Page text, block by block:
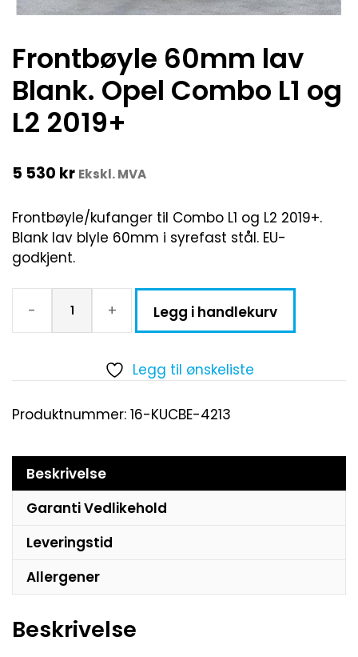
Frontbøyle 60mm lav
Blank. Opel Combo L1 og
L2 2019+
5 530 kr Ekskl. MVA
Frontbøyle/kufanger til Combo L1 og L2 2019+.
Blank lav blyle 60mm i syrefast stål. EU-
godkjent.
- + Legg i handlekurv
Legg til ønskeliste
Produktnummer: 16-KUCBE-4213
Beskrivelse
Garanti Vedlikehold
Leveringstid
Allergener
Beskrivelse